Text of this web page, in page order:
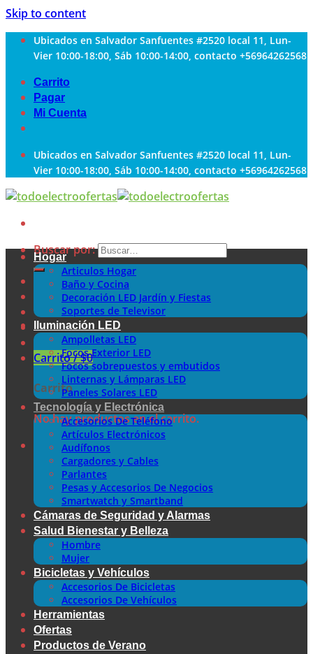
Skip to content
Ubicados en Salvador Sanfuentes #2520 local 11, Lun-
Vier 10:00-18:00, Sáb 10:00-14:00, contacto +56964262568
Carrito
Pagar
Mi Cuenta
Ubicados en Salvador Sanfuentes #2520 local 11, Lun-
Vier 10:00-18:00, Sáb 10:00-14:00, contacto +56964262568
Buscar por:
Carrito /$0
Carrito
No hay productos en el carrito.
Hogar
Articulos Hogar
Baño y Cocina
Decoración LED Jardín y Fiestas
Soportes de Televisor
Iluminación LED
Ampolletas LED
Focos Exterior LED
Focos sobrepuestos y embutidos
Linternas y Lámparas LED
Paneles Solares LED
Tecnología y Electrónica
Accesorios De Teléfono
Artículos Electrónicos
Audífonos
Cargadores y Cables
Parlantes
Pesas y Accesorios De Negocios
Smartwatch y Smartband
Cámaras de Seguridad y Alarmas
Salud Bienestar y Belleza
Hombre
Mujer
Bicicletas y Vehículos
Accesorios De Bicicletas
Accesorios De Vehículos
Herramientas
Ofertas
Productos de Verano